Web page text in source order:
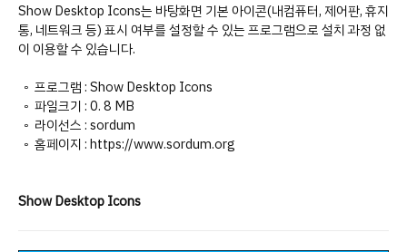
Show Desktop Icons는 바탕화면 기본 아이콘(내컴퓨터, 제어판, 휴지
통, 네트워크 등) 표시 여부를 설정할 수 있는 프로그램으로 설치 과정 없
이 이용할 수 있습니다.
◦ 프로그램 : Show Desktop Icons
◦ 파일크기 : 0. 8 MB
◦ 라이선스 : sordum
◦ 홈페이지 : https://www.sordum.org
Show Desktop Icons